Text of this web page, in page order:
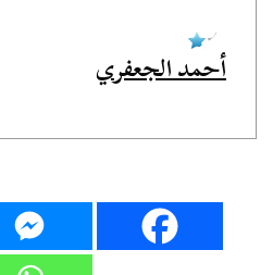
أحمد الجعفري